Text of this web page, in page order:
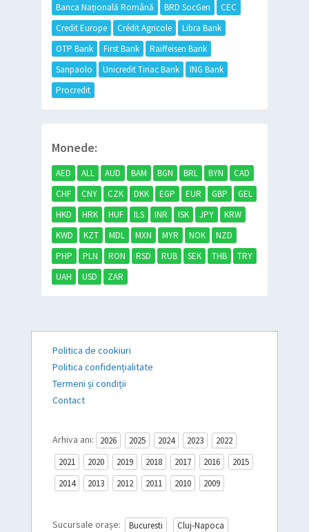
Banca Națională Română
BRD SocGen
CEC
Credit Europe
Crédit Agricole
Libra Bank
OTP Bank
First Bank
Raiffeisen Bank
Sanpaolo
Unicredit Tiriac Bank
ING Bank
Procredit
Monede:
AED ALL AUD BAM BGN BRL BYN
CAD
CHF
CNY CZK DKK EGP EUR GBP
GEL
HKD
HRK HUF ILS INR ISK JPY
KRW
KWD
KZT MDL MXN MYR NOK
NZD
PHP
PLN RON RSD RUB SEK THB
TRY
UAH
USD ZAR
Politica de cookiuri
Politica confidențialitate
Termeni și condiții
Contact
Arhiva ani: 2026 2025 2024 2023
2022
2021
2020 2019 2018 2017 2016
2015
2014
2013 2012 2011 2010 2009
Sucursale orașe: Bucuresti Cluj-Napoca